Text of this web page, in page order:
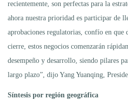
recientemente, son perfectas para la
ahora nuestra prioridad es participar de
aprobaciones regulatorias, confío en que
cierre, estos negocios comenzarán
desempeño y desarrollo, siendo pilares
largo plazo”, dijo Yang Yuanqing,
Síntesis por región geográfica